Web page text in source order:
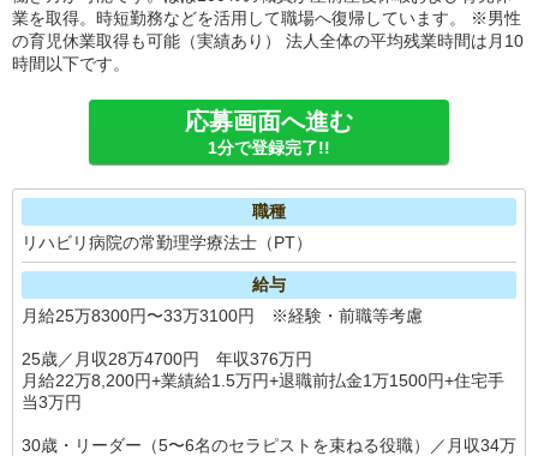
業を取得。時短勤務などを活用して職場へ復帰しています。 ※男性
の育児休業取得も可能（実績あり） 法人全体の平均残業時間は月10
時間以下です。
応募画面へ進む
1分で登録完了!!
職種
リハビリ病院の常勤理学療法士（PT）
給与
月給25万8300円〜33万3100円 ※経験・前職等考慮
25歳／月収28万4700円 年収376万円
月給22万8,200円+業績給1.5万円+退職前払金1万1500円+住宅手
当3万円
30歳・リーダー（5〜6名のセラピストを束ねる役職）／月収34万